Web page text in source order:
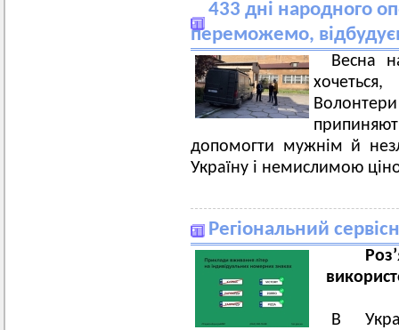
433 дні народного
переможемо,
Весна
допомогти мужнім й
Україну і немислимою
Регіональний
В